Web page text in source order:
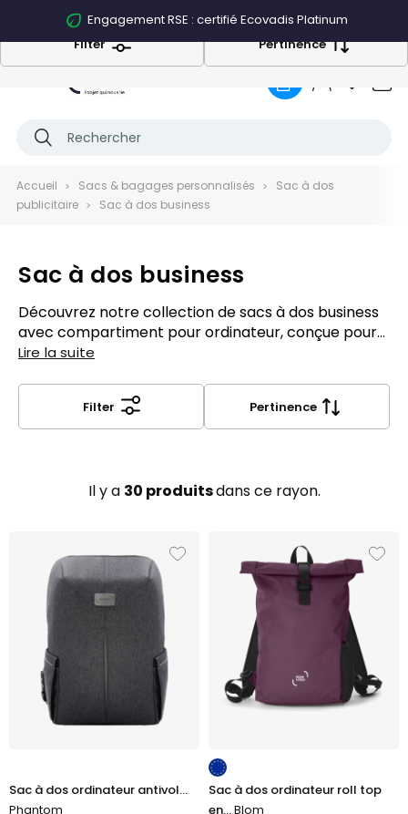
Engagement RSE : certifié Ecovadis Platinum
0
Accueil Sacs & bagages personnalisés
Sac à dos
publicitaire
Sac à dos business
Sac à dos business
Découvrez notre collection desacs à dos business
avec compartiment pour ordinateur, conçue pour
les professionnels en déplacement. Ces sacs allient
un espace sécurisé pour transporter vos
ordinateurs portables, tablettes et documents tout
en valorisant votre image professionnelle.
Lire la suite
Filter Pertinence
Filter Pertinence
Il y a 30 produitsdans ce rayon.
Sac à dos ordinateur antivol...
Phantom
Sac à dos ordinateur roll top
en...Blom